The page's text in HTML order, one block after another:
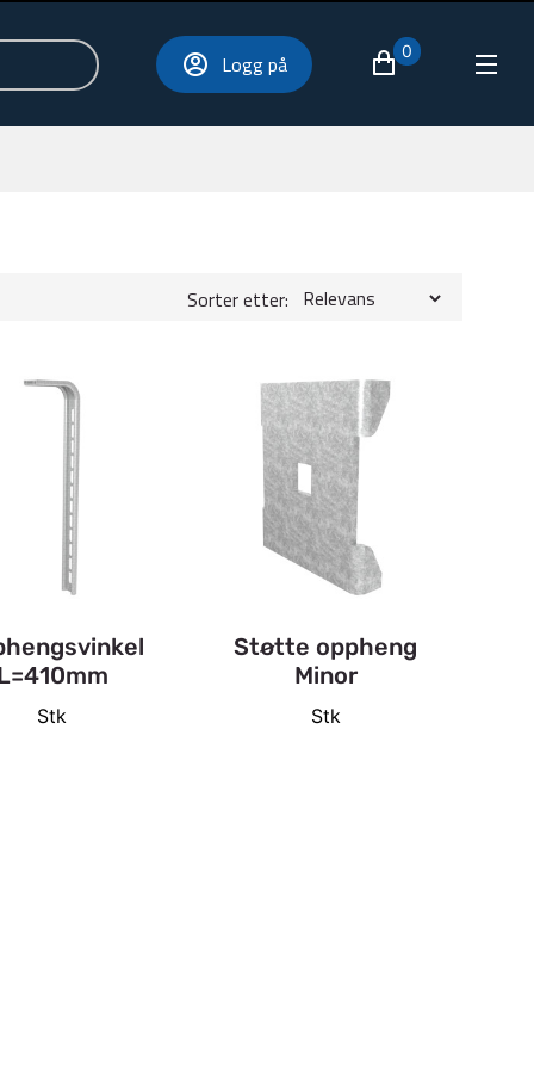
Logg på 0
Sorter etter:
Stk
Støtte oppheng
Minor
Stk